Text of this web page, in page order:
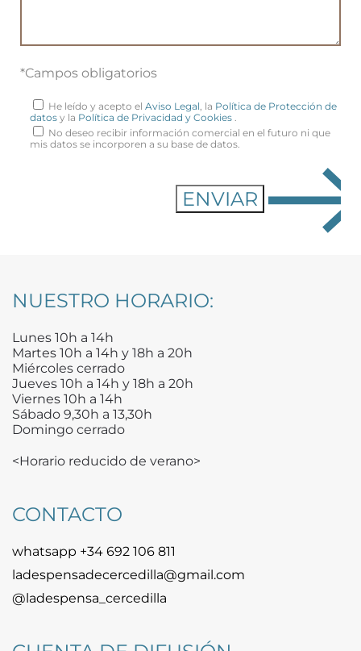
*Campos obligatorios
He leído y acepto el Aviso Legal , la Política de Protección de
datos y la Política de Privacidad y Cookies
No deseo recibir información comercial en el futuro ni que
mis datos se incorporen a su base de datos.
NUESTRO HORARIO:
Lunes 10h a 14h
Martes 10h a 14h y 18h a 20h
Miércoles cerrado
Jueves 10h a 14h y 18h a 20h
Viernes 10h a 14h
Sábado 9,30h a 13,30h
Domingo cerrado
<Horario reducido de verano>
CONTACTO
whatsapp +34 692 106 811
ladespensadecercedilla@gmail.com
@ladespensa_cercedilla